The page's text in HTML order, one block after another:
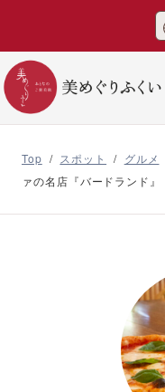
Top / スポット / グルメ
ァの名店『バードランド』